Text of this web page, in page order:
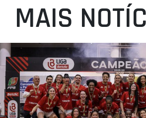
MAIS